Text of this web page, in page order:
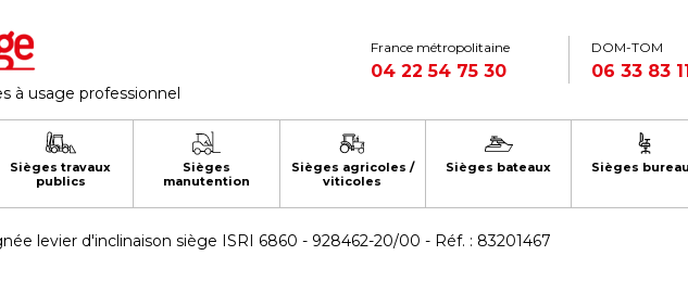
à usage professionnel
France métropolitaine
04 22 54 75 30
DOM-TOM
06 33 83
Sièges travaux
publics
Sièges
manutention
Sièges agricoles /
viticoles
Sièges bateaux Sièges
levier d'inclinaison siège ISRI 6860 - 928462-20/00 - Réf. : 83201467